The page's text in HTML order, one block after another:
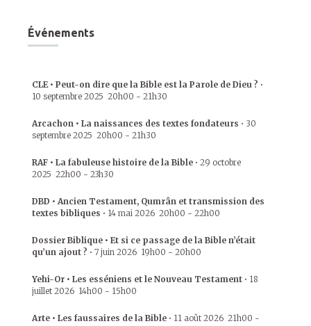
Événements
CLE • Peut-on dire que la Bible est la Parole de Dieu ? •
10 septembre 2025 20h00 - 21h30
Arcachon • La naissances des textes fondateurs • 30
septembre 2025 20h00 - 21h30
RAF • La fabuleuse histoire de la Bible • 29 octobre
2025 22h00 - 23h30
DBD • Ancien Testament, Qumrân et transmission des
textes bibliques • 14 mai 2026 20h00 - 22h00
Dossier Biblique • Et si ce passage de la Bible n’était
qu’un ajout ? • 7 juin 2026 19h00 - 20h00
Yehi-Or • Les esséniens et le Nouveau Testament • 18
juillet 2026 14h00 - 15h00
Arte • Les faussaires de la Bible • 11 août 2026 21h00 -